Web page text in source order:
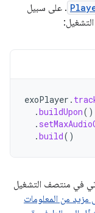
. على سبيل
exoPlayer .
.buildUpon()
.
.build()
في منتصف التشغيل
مزيد من المعلومات